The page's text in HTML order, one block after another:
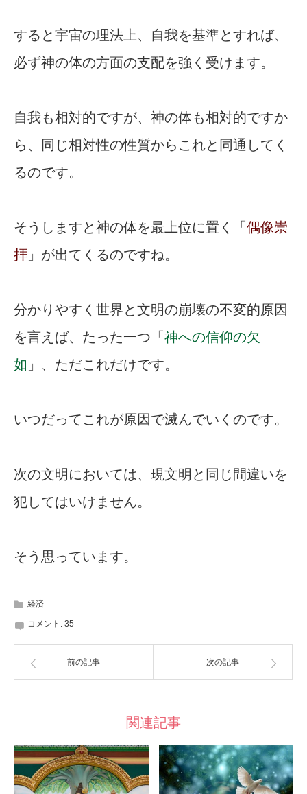
すると宇宙の理法上、自我を基準とすれば、
必ず神の体の方面の支配を強く受けます。
自我も相対的ですが、神の体も相対的ですか
ら、同じ相対性の性質からこれと同通してく
るのです。
そうしますと神の体を最上位に置く「 偶像崇
拝 」が出てくるのですね。
分かりやすく世界と文明の崩壊の不変的原因
を言えば、たった一つ「 神への信仰の欠
如 」、ただこれだけです。
いつだってこれが原因で滅んでいくのです。
次の文明においては、現文明と同じ間違いを
犯してはいけません。
そう思っています。
経済
コメント: 35
前の記事 次の記事
関連記事